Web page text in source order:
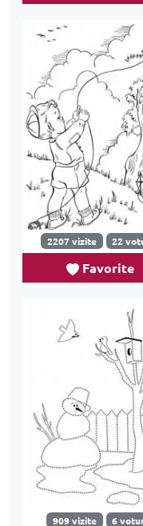
2207 vizite 22
Favorite
909 vizite 6